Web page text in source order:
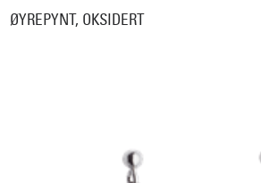
ØYREPYNT, OKSIDERT